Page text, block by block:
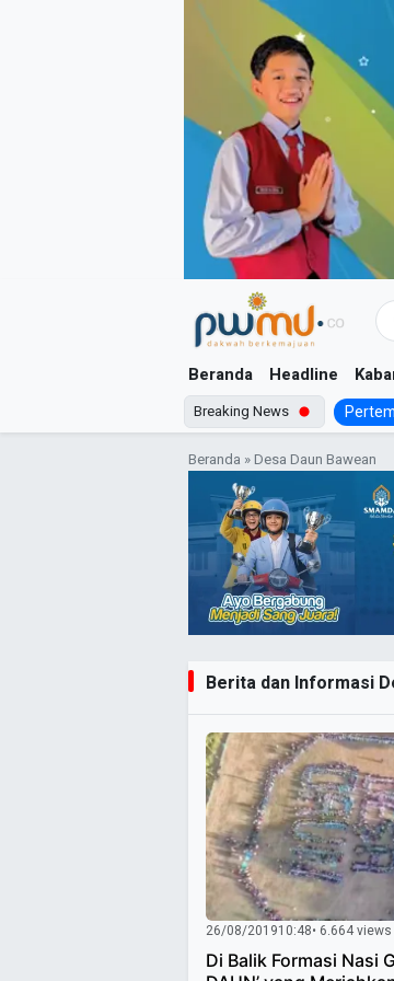
Beranda Headline
Breaking News
Beranda »Desa Daun Bawean
Berita dan Informasi
26/08/201910:48• 6.664 views
Di Balik Formasi Nasi